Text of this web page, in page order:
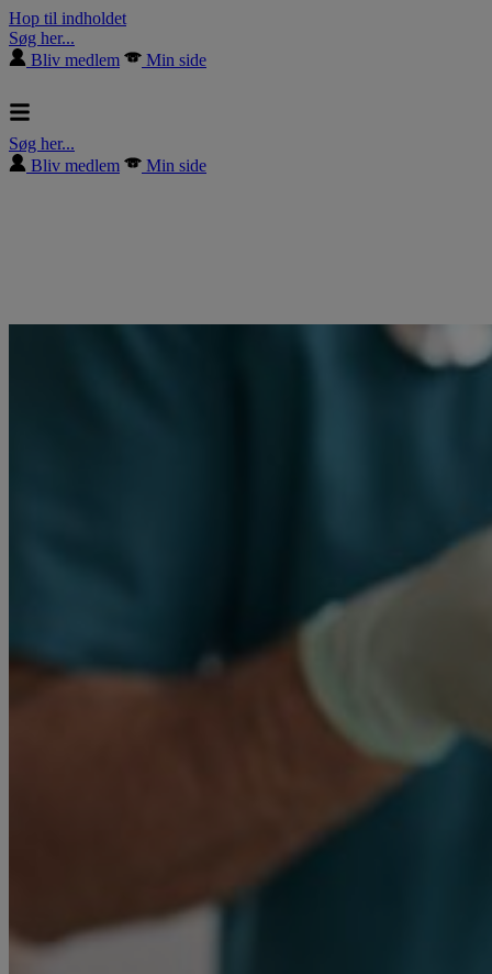
Hop til indholdet
Søg her...
Bliv medlem
Min side
Søg her...
Bliv medlem
Min side